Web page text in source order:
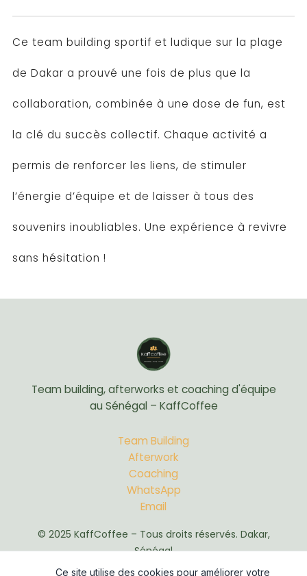
Ce team building sportif et ludique sur la plage
de Dakar a prouvé une fois de plus que la
collaboration, combinée à une dose de fun, est
la clé du succès collectif. Chaque activité a
permis de renforcer les liens, de stimuler
l’énergie d’équipe et de laisser à tous des
souvenirs inoubliables. Une expérience à revivre
sans hésitation !
Team building, afterworks et coaching d'équipe
au Sénégal – KaffCoffee
Team Building
Afterwork
Coaching
WhatsApp
Email
© 2025 KaffCoffee – Tous droits réservés. Dakar,
Sénégal
Ce site utilise des cookies pour améliorer votre